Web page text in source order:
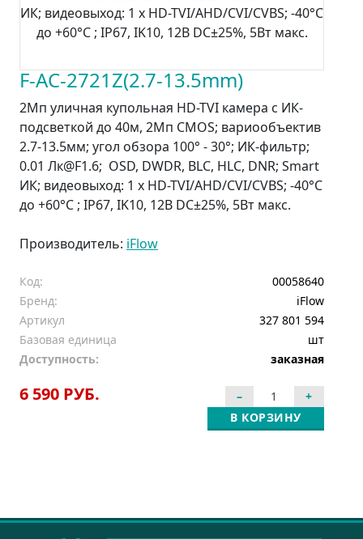
F-AC-2721Z(2.7-13.5mm)
2Мп уличная купольная HD-TVI камера с ИК-
подсветкой до 40м, 2Мп CMOS; вариообъектив
2.7-13.5мм; угол обзора 100° - 30°; ИК-фильтр;
0.01 Лк@F1.6; OSD, DWDR, BLC, HLC, DNR; Smart
ИК; видеовыход: 1 х HD-TVI/AHD/CVI/CVBS; -40°С
до +60°С ; IP67, IK10, 12В DC±25%, 5Вт макс.
Производитель: iFlow
Код:
00058640
Бренд:
iFlow
Артикул
327 801 594
Базовая единица
шт
Доступность:
заказная
6 590 РУБ.
В КОРЗИНУ